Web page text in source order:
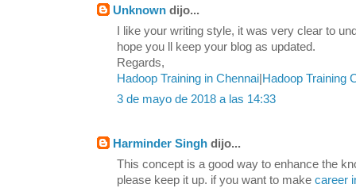
Unknown dijo...
I like your writing style, it was very clear to
hope you ll keep your blog as updated.
Regards,
Hadoop Training in Chennai Hadoop Training
3 de mayo de 2018 a las 14:33
Harminder Singh dijo...
This concept is a good way to enhance the
please keep it up. if you want to make career